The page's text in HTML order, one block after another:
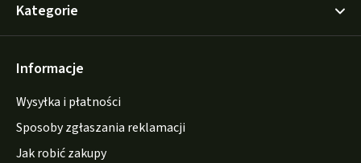
Kategorie
Informacje
Wysyłka i płatności
Sposoby zgłaszania reklamacji
Jak robić zakupy